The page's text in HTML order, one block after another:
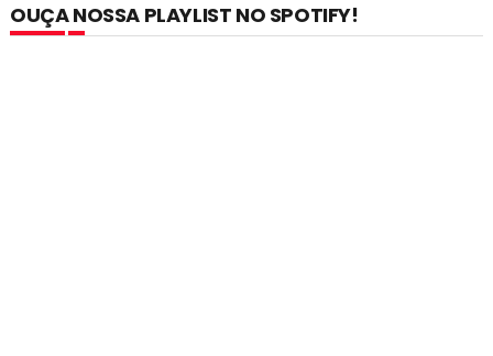
OUÇA NOSSA PLAYLIST NO SPOTIFY!